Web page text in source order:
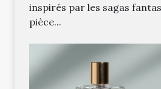
inspirés par les sagas
pièce...